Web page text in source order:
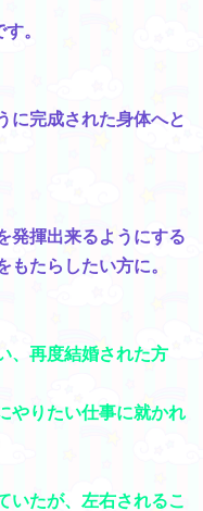
。
に完成された身体へと
発揮出来るようにする
もたらしたい方に。
、再度結婚された方
やりたい仕事に就かれ
いたが、左右されるこ